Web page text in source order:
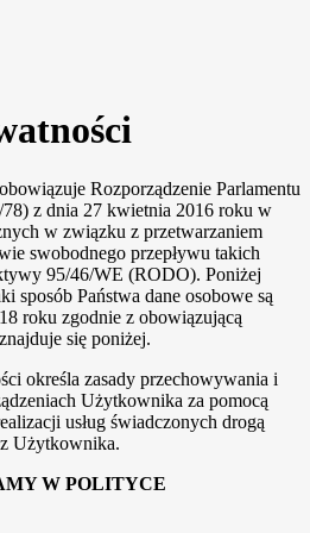
Rozporządzenie Parlamentu
z dnia 27 kwietnia 2016 roku w
w związku z przetwarzaniem
swobodnego przepływu takich
95/46/WE (RODO). Poniżej
sposób Państwa dane osobowe są
roku zgodnie z obowiązującą
się poniżej.
określa zasady przechowywania i
Użytkownika za pomocą
usług świadczonych drogą
Użytkownika.
W POLITYCE